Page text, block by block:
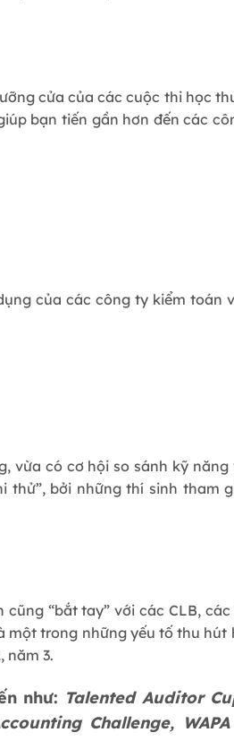
cửa của các cuộc thi học
bạn tiến gần hơn đến các
của các công ty kiểm toán
vừa có cơ hội so sánh kỹ năng
bởi những thí sinh tham
“bắt tay” với các CLB,
trong những yếu tố thu hút
năm 3.
như: Talented Auditor
Challenge,